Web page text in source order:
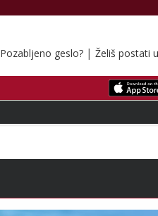
Pozabljeno geslo? | Želiš postati